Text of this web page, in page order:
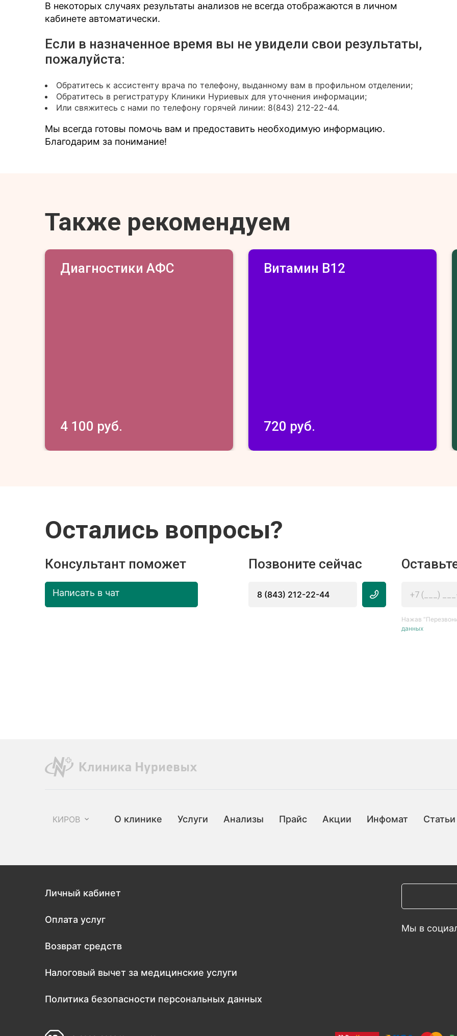
В некоторых случаях результаты анализов не всегда отображаются в личном
кабинете автоматически.
Если в назначенное время вы не увидели свои результаты,
пожалуйста:
Обратитесь к ассистенту врача по телефону, выданному вам в профильном отделении;
Обратитесь в регистратуру Клиники Нуриевых для уточнения информации;
Или свяжитесь с нами по телефону горячей линии: 8(843) 212-22-44.
Мы всегда готовы помочь вам и предоставить необходимую информацию.
Благодарим за понимание!
Также рекомендуем
Диагностики АФС
4 100 руб.
Витамин В12
720 руб.
Остались вопросы?
Консультант поможет
Написать в чат
Позвоните сейчас
8 (843) 212-22-44
Нажав
данных
КИРОВ О клинике Услуги Анализы Прайс Акции Инфомат Статьи
Личный кабинет
Оплата услуг
Возврат средств
Налоговый вычет за медицинские услуги
Политика безопасности персональных данных
Мы в